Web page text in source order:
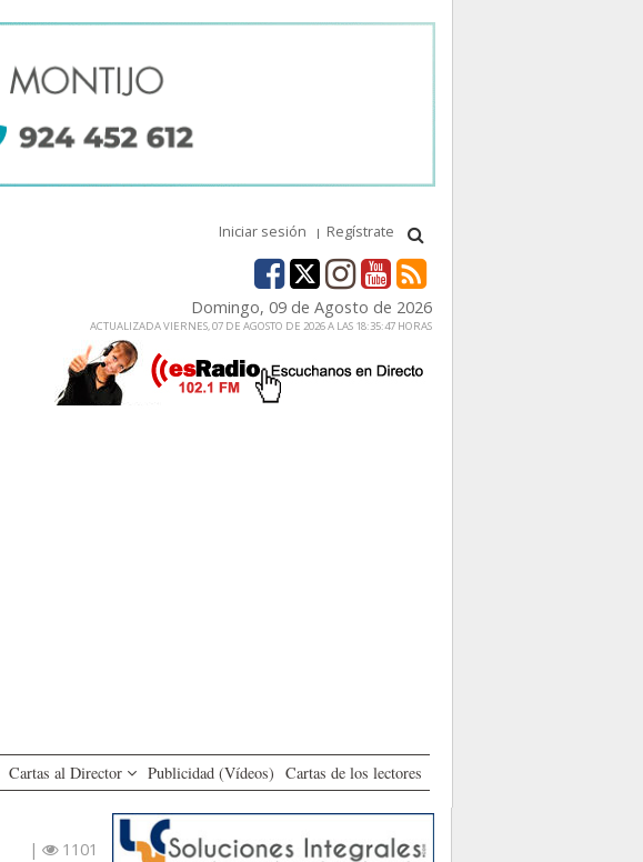
Iniciar sesión Regístrate
Domingo, 09 de Agosto de 2026
ACTUALIZADA VIERNES, 07 DE AGOSTO DE 2026 A LAS 18:35:47 HORAS
Cartas al Director Publicidad (Vídeos) Cartas de los lectores
|
1101